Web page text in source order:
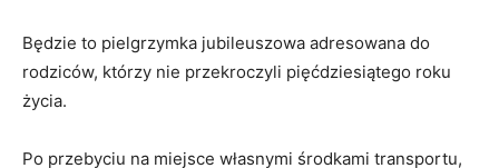
Będzie to pielgrzymka jubileuszowa adresowana do
rodziców, którzy nie przekroczyli pięćdziesiątego roku
życia.
Po przebyciu na miejsce własnymi środkami transportu,